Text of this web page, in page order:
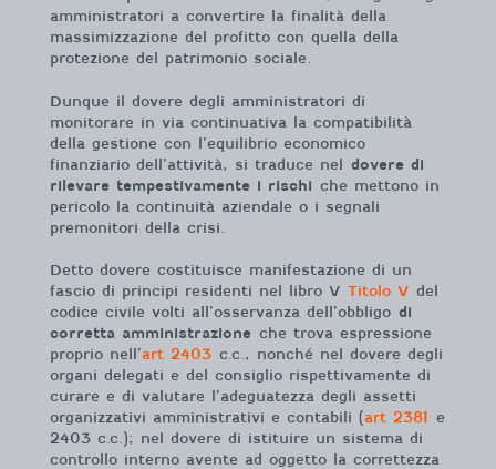
amministratori a convertire la finalità della
massimizzazione del profitto con quella della
protezione del patrimonio sociale.
Dunque il dovere degli amministratori di
monitorare in via continuativa la compatibilità
della gestione con l’equilibrio economico
finanziario dell’attività, si traduce nel dovere di
rilevare tempestivamente i rischi che mettono in
pericolo la continuità aziendale o i segnali
premonitori della crisi.
Detto dovere costituisce manifestazione di un
fascio di principi residenti nel libro V Titolo V del
codice civile volti all’osservanza dell’obbligo di
corretta amministrazione che trova espressione
proprio nell’art 2403 c.c., nonché nel dovere degli
organi delegati e del consiglio rispettivamente di
curare e di valutare l’adeguatezza degli assetti
organizzativi amministrativi e contabili (art 2381 e
2403 c.c.); nel dovere di istituire un sistema di
controllo interno avente ad oggetto la correttezza